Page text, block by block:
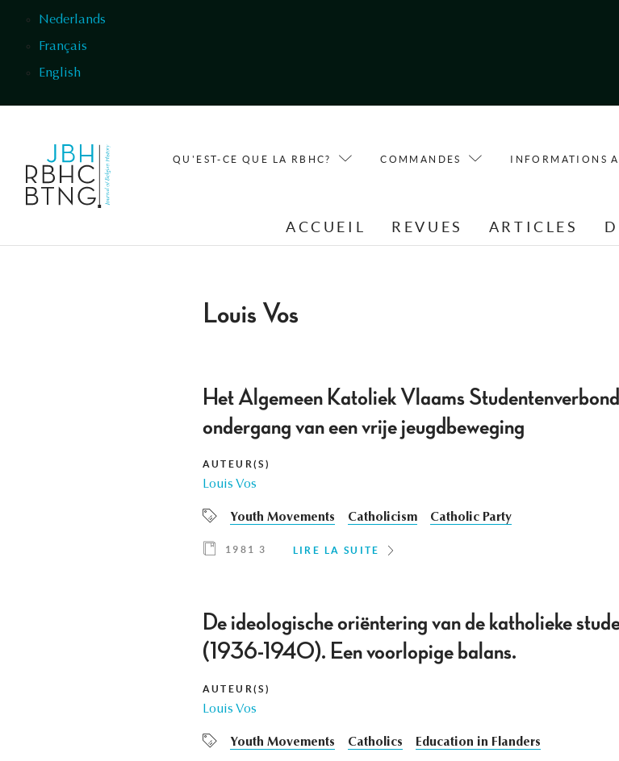
Nederlands
Français
English
QU'EST-CE QUE LA RBHC? COMMANDES INFORMATIONS
ACCUEIL REVUES ARTICLES
Louis Vos
Het Algemeen Katoliek Vlaams
ondergang van een vrije jeugdbeweging
AUTEUR(S)
Louis Vos
Youth Movements Catholicism Catholic Party
1981 3 LIRE LA SUITE
De ideologische oriëntering van de katholieke
(1936-1940). Een voorlopige balans.
AUTEUR(S)
Louis Vos
Youth Movements Catholics Education in Flanders